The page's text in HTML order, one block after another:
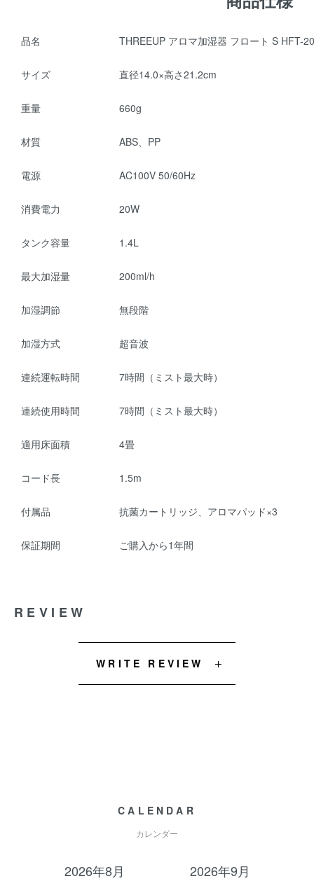
品名 THREEUP アロマ加湿器 フロート S HFT-
サイズ 直径14.0×高さ21.2cm
重量 660g
材質 ABS、PP
電源 AC100V 50/60Hz
消費電力 20W
タンク容量 1.4L
最大加湿量 200ml/h
加湿調節 無段階
加湿方式 超音波
連続運転時間 7時間（ミスト最大時）
連続使用時間 7時間（ミスト最大時）
適用床面積 4畳
コード長 1.5m
付属品 抗菌カートリッジ、アロマパッド×3
保証期間 ご購入から1年間
REVIEW
WRITE REVIEW
CALENDAR
カレンダー
2026年8月 2026年9月